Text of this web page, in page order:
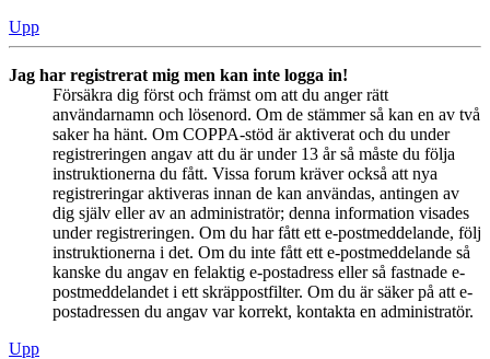
Upp
Jag har registrerat mig men kan inte logga in!
Försäkra dig först och främst om att du anger rätt
användarnamn och lösenord. Om de stämmer så kan en av två
saker ha hänt. Om COPPA-stöd är aktiverat och du under
registreringen angav att du är under 13 år så måste du följa
instruktionerna du fått. Vissa forum kräver också att nya
registreringar aktiveras innan de kan användas, antingen av
dig själv eller av an administratör; denna information visades
under registreringen. Om du har fått ett e-postmeddelande, följ
instruktionerna i det. Om du inte fått ett e-postmeddelande så
kanske du angav en felaktig e-postadress eller så fastnade e-
postmeddelandet i ett skräppostfilter. Om du är säker på att e-
postadressen du angav var korrekt, kontakta en administratör.
Upp